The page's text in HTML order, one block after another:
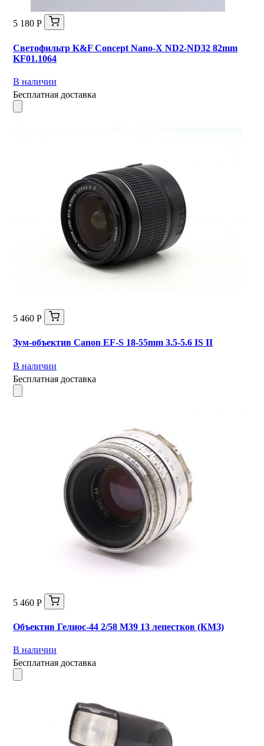
5 180 Р
Светофильтр K&F Concept Nano-X ND2-ND32 82mm
KF01.1064
В наличии
Бесплатная доставка
5 460 Р
Зум-объектив Canon EF-S 18-55mm 3.5-5.6 IS II
В наличии
Бесплатная доставка
5 460 Р
Объектив Гелиос-44 2/58 М39 13 лепестков (КМЗ)
В наличии
Бесплатная доставка